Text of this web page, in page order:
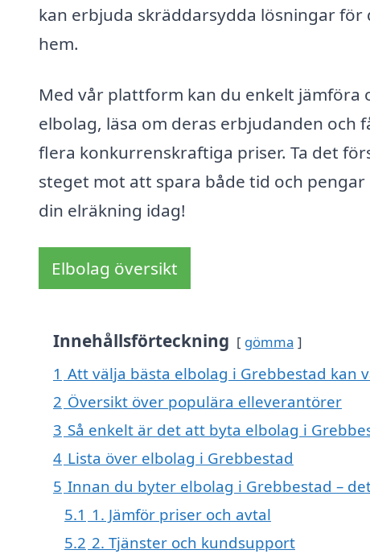
kan erbjuda skräddarsydda lösningar för
hem.
Med vår plattform kan du enkelt jämföra
elbolag, läsa om deras erbjudanden och
flera konkurrenskraftiga priser. Ta det
steget mot att spara både tid och pengar
din elräkning idag!
Elbolag översikt
Innehållsförteckning gömma
1 Att välja bästa elbolag i Grebbestad kan
2 Översikt över populära elleverantörer
3 Så enkelt är det att byta elbolag i
4 Lista över elbolag i Grebbestad
5 Innan du byter elbolag i Grebbestad –
5.1 1. Jämför priser och avtal
5.2 2. Tjänster och kundsupport